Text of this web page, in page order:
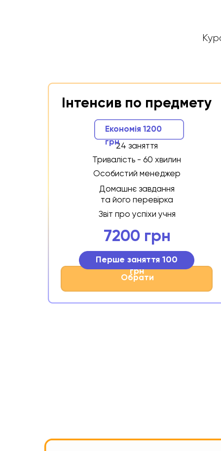
Обрати
2600 грн
Тривалість - 45 хвилин
Особистий менеджер
його перевірка
Звіт про успіхи учня
Інтенсив по предмету
7200 грн
24 заняття
Тривалість - 60 хвилин
Особистий менеджер
Домашнє завдання
та його перевірка
Звіт про успіхи учня
Обрати
Перше заняття 100
грн
Економія 1200
грн